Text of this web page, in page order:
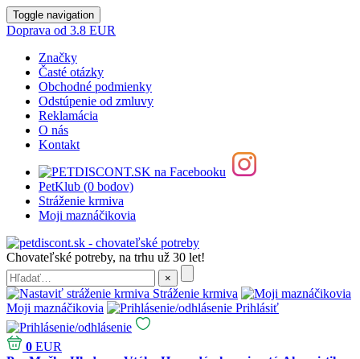
Toggle navigation
Doprava od 3.8 EUR
Značky
Časté otázky
Obchodné podmienky
Odstúpenie od zmluvy
Reklamácia
O nás
Kontakt
PetKlub (0 bodov)
Stráženie krmiva
Moji maznáčikovia
Chovateľské potreby, na trhu už 30 let!
Stráženie krmiva
Moji maznáčikovia
Prihlásiť
0 EUR